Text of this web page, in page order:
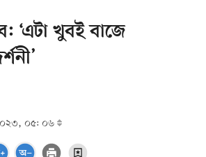
‘এটা খুবই বাজে
০৫: ০৬